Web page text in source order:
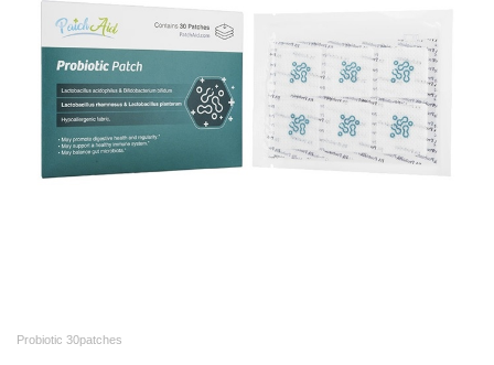
Probiotic 30patches